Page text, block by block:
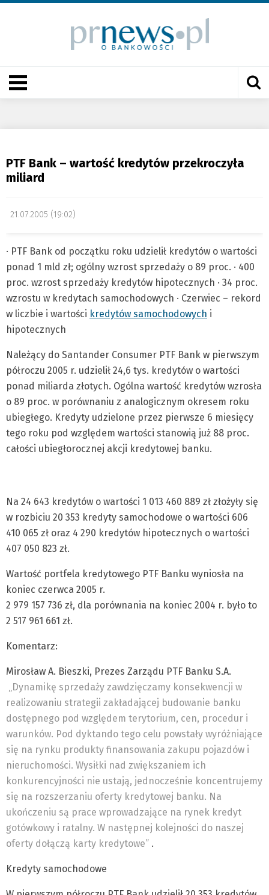
PTF Bank – wartość kredytów przekroczyła
miliard
21.07.2005 (19:02)
· PTF Bank od początku roku udzielił kredytów o wartości
ponad 1 mld zł; ogólny wzrost sprzedaży o 89 proc. · 400
proc. wzrost sprzedaży kredytów hipotecznych · 34 proc.
wzrostu w kredytach samochodowych · Czerwiec – rekord
w liczbie i wartości kredytów samochodowych i
hipotecznych
Należący do Santander Consumer PTF Bank w pierwszym
półroczu 2005 r. udzielił 24,6 tys. kredytów o wartości
ponad miliarda złotych. Ogólna wartość kredytów wzrosła
o 89 proc. w porównaniu z analogicznym okresem roku
ubiegłego. Kredyty udzielone przez pierwsze 6 miesięcy
tego roku pod względem wartości stanowią już 88 proc.
całości ubiegłorocznej akcji kredytowej banku.
Na 24 643 kredytów o wartości 1 013 460 889 zł złożyły się
w rozbiciu 20 353 kredyty samochodowe o wartości 606
410 065 zł oraz 4 290 kredytów hipotecznych o wartości
407 050 823 zł.
Wartość portfela kredytowego PTF Banku wyniosła na
koniec czerwca 2005 r.
2 979 157 736 zł, dla porównania na koniec 2004 r. było to
2 517 961 661 zł.
Komentarz:
Mirosław A. Bieszki, Prezes Zarządu PTF Banku S.A.
„Dynamikę sprzedaży zawdzięczamy konsekwencji w
realizowaniu strategii zakładającej budowanie banku
dostępnego pod względem terytorium, cen, procedur i
warunków. Pod dyktando tego celu powstały wyróżniające
się na rynku produkty finansowania zakupu pojazdów i
nieruchomości. Wysiłki nad zwiększaniem ich
konkurencyjności nie ustają, jednocześnie koncentrujemy
się na rozszerzaniu oferty kredytowej banku. Na
ukończeniu są prace wprowadzające na rynek kredyt
gotówkowy i ratalny. W następnej kolejności do naszej
oferty dołączą karty kredytowe” .
Kredyty samochodowe